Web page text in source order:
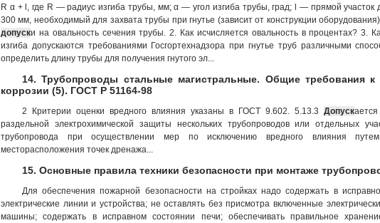
R α + l, где R — радиус изгиба трубы, мм; α — угол изгиба трубы, град; l — прямой
300 мм, необходимый для захвата трубы при гнутье (зависит от конструкции
допуски на овальность сечения трубы. 2. Как исчисляется овальность в процентах? 3.
изгиба допускаются требованиями Госгортехнадзора при гнутье труб различными
определить длину трубы для получения гнутого эл...
14. Трубопроводы стальные магистральные. Общие требования к
коррозии (5). ГОСТ Р 51164-98
2 Критерии оценки вредного влияния указаны в ГОСТ 9.602. 5.13.3 Допуск
раздельной электрохимической защиты нескольких трубопроводов или отдельных
трубопровода при осуществлении мер по исключению вредного влияния
месторасположения точек дренажа...
15. Основные правила техники безопасности при монтаже
Для обеспечения пожарной безопасности на стройках надо содержать в
электрические линии и устройства; не оставлять без присмотра включенные
машины; содержать в исправном состоянии печи; обеспечивать правильное